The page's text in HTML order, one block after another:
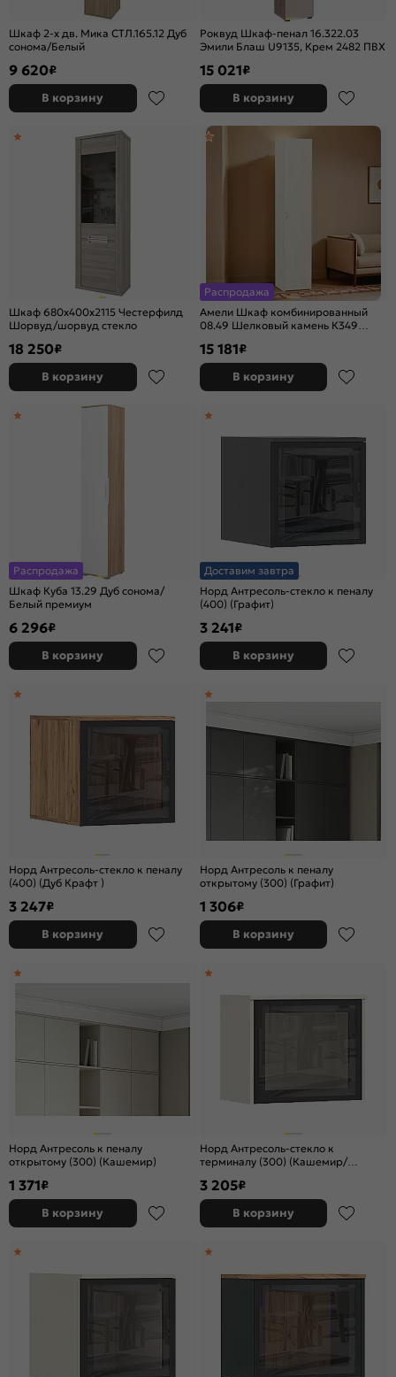
Шкаф 2-х дв. Мика СТЛ.165.12 Дуб
сонома/Белый
9 620₽
В корзину
Роквуд Шкаф-пенал 16.322.03
Эмили Блаш U9135, Крем 2482 ПВХ
15 021₽
В корзину
Шкаф 680x400x2115 Честерфилд
Шорвуд/шорвуд стекло
18 250₽
В корзину
Распродажа
Амели Шкаф комбинированный
08.49 Шелковый камень К349
15 181₽
В корзину
Распродажа
Шкаф Куба 13.29 Дуб сонома/
Белый премиум
6 296₽
В корзину
Доставим завтра
Норд Антресоль-стекло к пеналу
(400) (Графит)
3 241₽
В корзину
Норд Антресоль-стекло к пеналу
(400) (Дуб Крафт )
3 247₽
В корзину
Норд Антресоль к пеналу
открытому (300) (Графит)
1 306₽
В корзину
Норд Антресоль к пеналу
открытому (300) (Кашемир)
1 371₽
В корзину
Норд Антресоль-стекло к
терминалу (300) (Кашемир/
3 205₽
В корзину